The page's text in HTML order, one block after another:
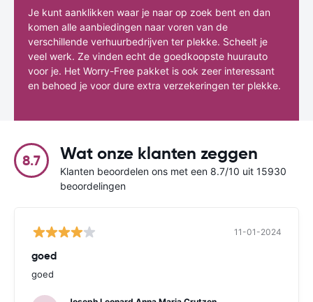
Je kunt aanklikken waar je naar op zoek bent en dan
komen alle aanbiedingen naar voren van de
verschillende verhuurbedrijven ter plekke. Scheelt je
veel werk. Ze vinden echt de goedkoopste huurauto
voor je. Het Worry-Free pakket is ook zeer interessant
en behoed je voor dure extra verzekeringen ter plekke.
8.7 Wat onze klanten zeggen
Klanten beoordelen ons met een 8.7/10 uit 15930
beoordelingen
11-01-2024
goed
goed